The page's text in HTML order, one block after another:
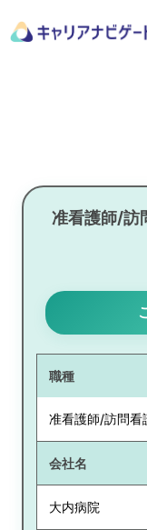
准看護師/訪
職種
准看護師/訪問看
会社名
大内病院